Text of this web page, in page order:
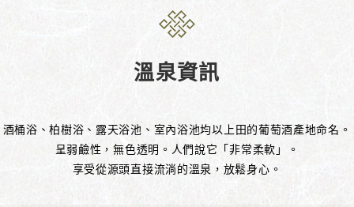
溫泉資訊
酒桶浴、柏樹浴、露天浴池、室內浴池均以上田的葡萄酒產地命名。
呈弱鹼性，無色透明。人們說它「非常柔軟」。
享受從源頭直接流淌的溫泉，放鬆身心。